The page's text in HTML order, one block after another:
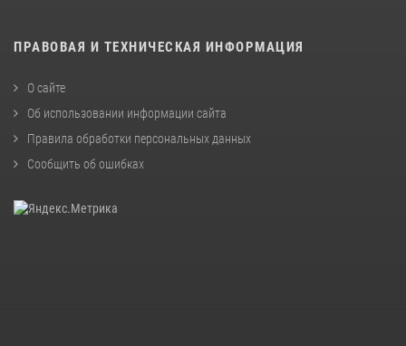
ПРАВОВАЯ И ТЕХНИЧЕСКАЯ ИНФОРМАЦИЯ
О сайте
Об использовании информации сайта
Правила обработки персональных данных
Сообщить об ошибках